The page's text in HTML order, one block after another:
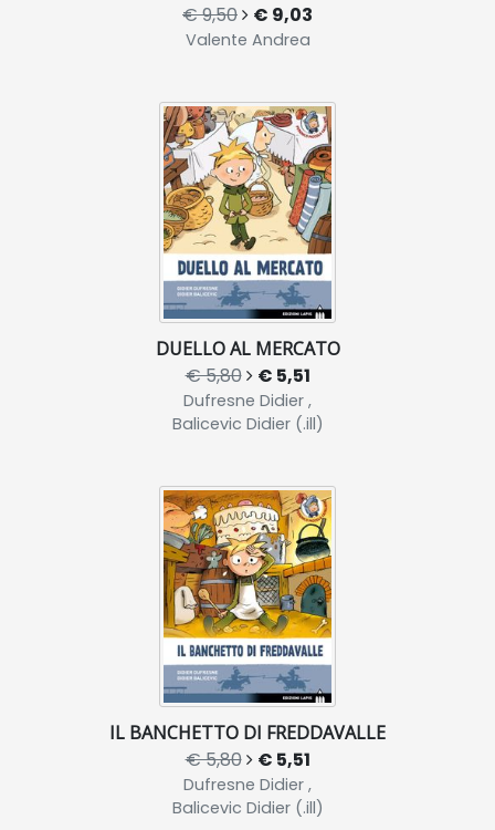
€ 9,50 € 9,03
Valente Andrea
DUELLO AL MERCATO
€ 5,80 € 5,51
Dufresne Didier ,
Balicevic Didier (.ill)
IL BANCHETTO DI FREDDAVALLE
€ 5,80 € 5,51
Dufresne Didier ,
Balicevic Didier (.ill)